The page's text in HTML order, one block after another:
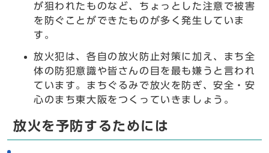
が狙われたものなど、ちょっとした注意で被害
を防ぐことができたものが多く発生していま
す。
放火犯は、各自の放火防止対策に加え、まち全
体の防犯意識や皆さんの目を最も嫌うと言われ
ています。まちぐるみで放火を防ぎ、安全・安
心のまち東大阪をつくっていきましょう。
放火を予防するためには